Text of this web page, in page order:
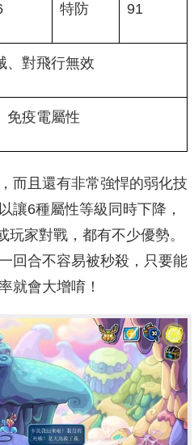
特防 91
、對飛行無效
免疫電屬性
而且還有非常強悍的弱化技
讓6種屬性等級同時下降，
家對戰，都有不少優勢。
回合不容易被秒殺，只要能
就會大增唷！